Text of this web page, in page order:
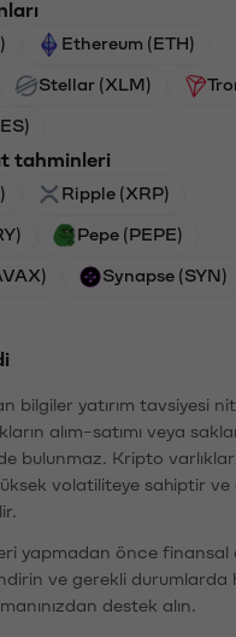
Ethereum (ETH)
Stellar (XLM)
tahminleri
Ripple (XRP)
Pepe (PEPE)
Synapse (SYN)
bilgiler yatırım tavsiyesi
alım-satımı veya
bulunmaz. Kripto
volatiliteye sahiptir ve
yapmadan önce finansal
ve gerekli durumlarda
destek alın.